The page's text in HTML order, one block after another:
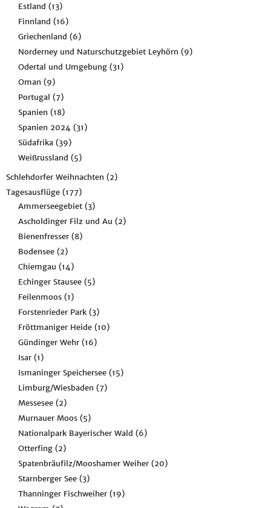
Estland (13)
Finnland (16)
Griechenland (6)
Norderney und Naturschutzgebiet Leyhörn (9)
Odertal und Umgebung (31)
Oman (9)
Portugal (7)
Spanien (18)
Spanien 2024 (31)
Südafrika (39)
Weißrussland (5)
Schlehdorfer Weihnachten (2)
Tagesausflüge (177)
Ammerseegebiet (3)
Ascholdinger Filz und Au (2)
Bienenfresser (8)
Bodensee (2)
Chiemgau (14)
Echinger Stausee (5)
Feilenmoos (1)
Forstenrieder Park (3)
Fröttmaniger Heide (10)
Gündinger Wehr (16)
Isar (1)
Ismaninger Speichersee (15)
Limburg/Wiesbaden (7)
Messesee (2)
Murnauer Moos (5)
Nationalpark Bayerischer Wald (6)
Otterfing (2)
Spatenbräufilz/Mooshamer Weiher (20)
Starnberger See (3)
Thanninger Fischweiher (19)